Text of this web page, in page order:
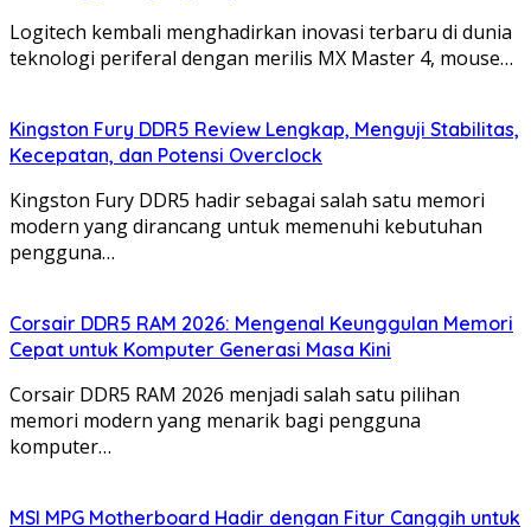
Logitech kembali menghadirkan inovasi terbaru di dunia
teknologi periferal dengan merilis MX Master 4, mouse…
Kingston Fury DDR5 Review Lengkap, Menguji Stabilitas,
Kecepatan, dan Potensi Overclock
Kingston Fury DDR5 hadir sebagai salah satu memori
modern yang dirancang untuk memenuhi kebutuhan
pengguna…
Corsair DDR5 RAM 2026: Mengenal Keunggulan Memori
Cepat untuk Komputer Generasi Masa Kini
Corsair DDR5 RAM 2026 menjadi salah satu pilihan
memori modern yang menarik bagi pengguna
komputer…
MSI MPG Motherboard Hadir dengan Fitur Canggih untuk